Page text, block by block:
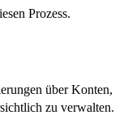
Prozess.
über Konten,
zu verwalten.